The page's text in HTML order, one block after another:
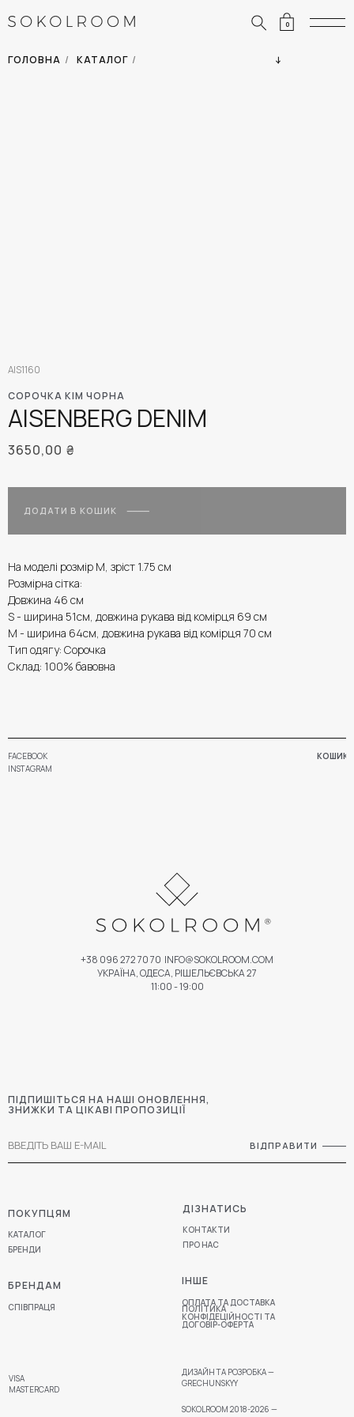
0
ГОЛОВНА / КАТАЛОГ /
СОРОЧКА KIM ЧОРНА
AISENBERG DENIM
AIS1160
3650,00 ₴
ДОДАТИ В КОШИК
На моделі розмір M, зріст 1.75 см
Розмірна сітка:
Довжина 46 см
S - ширина 51см, довжина рукава від комірця 69 см
М - ширина 64см, довжина рукава від комірця 70 см
Тип одягу: Сорочка
Склад: 100% бавовна
FACEBOOK КОШИК
ВІДПРАВИТИ
ПІДПИШІТЬСЯ НА НАШІ ОНОВЛЕННЯ,
ЗНИЖКИ ТА ЦІКАВІ ПРОПОЗИЦІЇ
СПІВПРАЦЯ
БРЕНДАМ
ПРО НАС
ДІЗНАТИСЬ
КОНТАКТИ
ОПЛАТА ТА ДОСТАВКА
ПОЛІТИКА
КОНФІДЕЦІЙНОСТІ ТА
ДОГОВІР-ОФЕРТА
ІНШЕ
КАТАЛОГ
БРЕНДИ
ПОКУПЦЯМ
+38 096 272 70 70 INFO@SOKOLROOM.COM
УКРАЇНА, ОДЕСА, РІШЕЛЬЄВСЬКА 27
11:00 - 19:00
VISA
SOKOLROOM 2018-2026 —
ДИЗАЙН ТА РОЗРОБКА —
GRECHUNSKYY
INSTAGRAM
MASTERCARD